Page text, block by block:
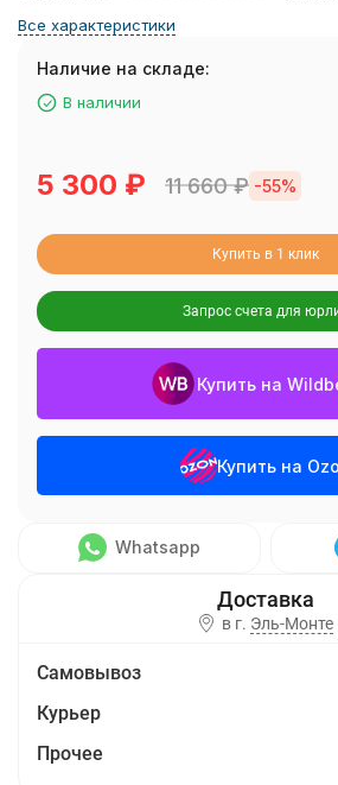
Все характеристики
Наличие на складе:
В наличии
5 300 ₽ 11 660₽ -55%
Купить в 1 клик
Запрос счета для
Купить на
Купить на
Whatsapp
в г. Эль-Монте
Самовывоз
Курьер
Прочее